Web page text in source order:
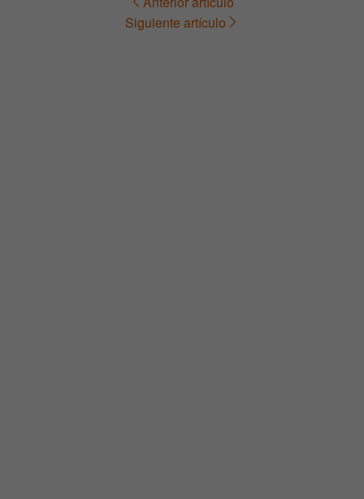
NavegaciónSiguiente artículo